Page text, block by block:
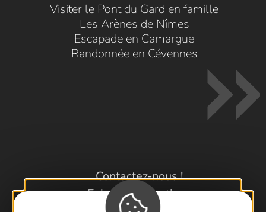
Visiter le Pont du Gard en famille
Les Arènes de Nîmes
Escapade en Camargue
Randonnée en Cévennes
Contactez-nous !
Foire aux questions